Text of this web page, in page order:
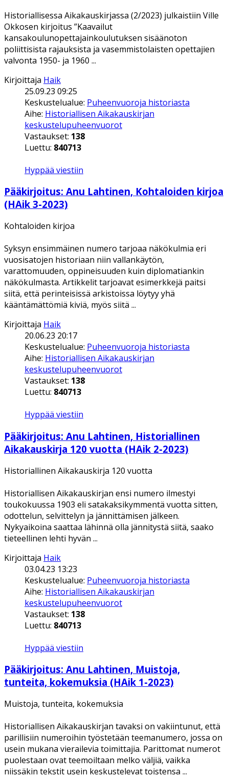
Historiallisessa Aikakauskirjassa (2/2023) julkaistiin Ville
Okkosen kirjoitus ”Kaavailut
kansakoulunopettajainkoulutuksen sisäänoton
poliittisista rajauksista ja vasemmistolaisten opettajien
valvonta 1950- ja 1960 ...
Kirjoittaja Haik
25.09.23 09:25
Keskustelualue: Puheenvuoroja historiasta
Aihe: Historiallisen Aikakauskirjan
keskustelupuheenvuorot
Vastaukset: 138
Luettu: 840713
Hyppää viestiin
Pääkirjoitus: Anu Lahtinen, Kohtaloiden kirjoa
(HAik 3-2023)
Kohtaloiden kirjoa
Syksyn ensimmäinen numero tarjoaa näkökulmia eri
vuosisatojen historiaan niin vallankäytön,
varattomuuden, oppineisuuden kuin diplomatiankin
näkökulmasta. Artikkelit tarjoavat esimerkkejä paitsi
siitä, että perinteisissä arkistoissa löytyy yhä
kääntämättömiä kiviä, myös siitä ...
Kirjoittaja Haik
20.06.23 20:17
Keskustelualue: Puheenvuoroja historiasta
Aihe: Historiallisen Aikakauskirjan
keskustelupuheenvuorot
Vastaukset: 138
Luettu: 840713
Hyppää viestiin
Pääkirjoitus: Anu Lahtinen, Historiallinen
Aikakauskirja 120 vuotta (HAik 2-2023)
Historiallinen Aikakauskirja 120 vuotta
Historiallisen Aikakauskirjan ensi numero ilmestyi
toukokuussa 1903 eli satakaksikymmentä vuotta sitten,
odottelun, selvittelyn ja jännittämisen jälkeen.
Nykyaikoina saattaa lähinnä olla jännitystä siitä, saako
tieteellinen lehti hyvän ...
Kirjoittaja Haik
03.04.23 13:23
Keskustelualue: Puheenvuoroja historiasta
Aihe: Historiallisen Aikakauskirjan
keskustelupuheenvuorot
Vastaukset: 138
Luettu: 840713
Hyppää viestiin
Pääkirjoitus: Anu Lahtinen, Muistoja,
tunteita, kokemuksia (HAik 1-2023)
Muistoja, tunteita, kokemuksia
Historiallisen Aikakauskirjan tavaksi on vakiintunut, että
parillisiin numeroihin työstetään teemanumero, jossa on
usein mukana vierailevia toimittajia. Parittomat numerot
puolestaan ovat teemoiltaan melko väljiä, vaikka
niissäkin tekstit usein keskustelevat toistensa ...